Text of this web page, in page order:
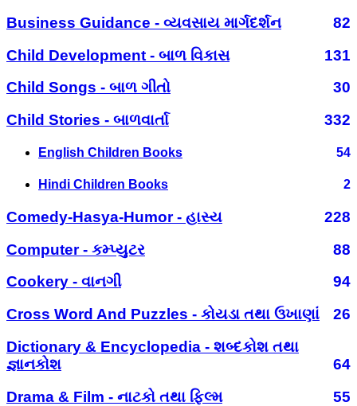
Business Guidance - વ્યવસાય માર્ગદર્શન
82
Child Development - બાળ વિકાસ
131
Child Songs - બાળ ગીતો
30
Child Stories - બાળવાર્તા
332
English Children Books 54
Hindi Children Books 2
Comedy-Hasya-Humor - હાસ્ય
228
Computer - કમ્પ્યુટર
88
Cookery - વાનગી
94
Cross Word And Puzzles - કોયડા તથા ઉખાણાં
26
Dictionary & Encyclopedia - શબ્દકોશ તથા
જ્ઞાનકોશ
64
Drama & Film - નાટકો તથા ફિલ્મ
55